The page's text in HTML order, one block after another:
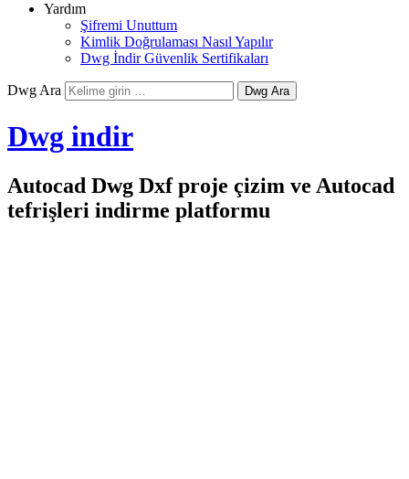
Yardım
Şifremi Unuttum
Kimlik Doğrulaması Nasıl Yapılır
Dwg İndir Güvenlik Sertifikaları
Dwg Ara
Dwg indir
Autocad Dwg Dxf proje çizim ve Autocad
tefrişleri indirme platformu